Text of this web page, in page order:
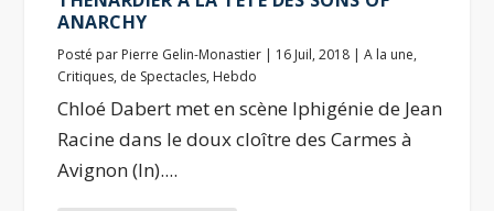
ANARCHY
Posté par Pierre Gelin-Monastier | 16 Juil, 2018 |A la une,
Critiques, de Spectacles, Hebdo
Chloé Dabert met en scène Iphigénie de Jean
Racine dans le doux cloître des Carmes à
Avignon (In)....